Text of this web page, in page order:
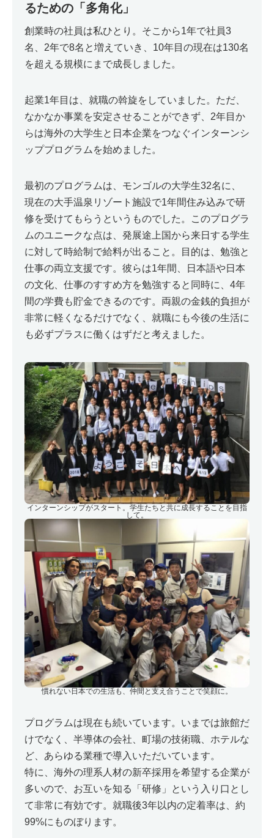
るための「多角化」
創業時の社員は私ひとり。そこから1年で社員3
名、2年で8名と増えていき、10年目の現在は130名
を超える規模にまで成長しました。
起業1年目は、就職の斡旋をしていました。ただ、
なかなか事業を安定させることができず、2年目か
らは海外の大学生と日本企業をつなぐインターンシ
ッププログラムを始めました。
最初のプログラムは、モンゴルの大学生32名に、
現在の大手温泉リゾート施設で1年間住み込みで研
修を受けてもらうというものでした。このプログラ
ムのユニークな点は、発展途上国から来日する学生
に対して時給制で給料が出ること。目的は、勉強と
仕事の両立支援です。彼らは1年間、日本語や日本
の文化、仕事のすすめ方を勉強すると同時に、4年
間の学費も貯金できるのです。両親の金銭的負担が
非常に軽くなるだけでなく、就職にも今後の生活に
も必ずプラスに働くはずだと考えました。
インターンシップがスタート。学生たちと共に成長することを目指
して。
慣れない日本での生活も、仲間と支え合うことで笑顔に。
プログラムは現在も続いています。いまでは旅館だ
けでなく、半導体の会社、町場の技術職、ホテルな
ど、あらゆる業種で導入いただいています。
特に、海外の理系人材の新卒採用を希望する企業が
多いので、お互いを知る「研修」という入り口とし
て非常に有効です。就職後3年以内の定着率は、約
99%にものぼります。